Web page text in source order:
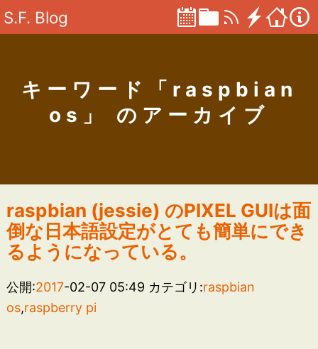
S.F. Blog
キーワード「raspbian
os」 のアーカイブ
raspbian (jessie) のPIXEL GUIは面
倒な日本語設定がとても簡単にでき
るようになっている。
公開:2017-02-07 05:49 カテゴリ:raspbian
os,raspberry pi